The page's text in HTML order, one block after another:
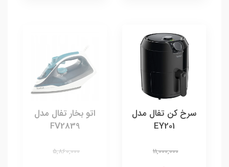
سرخ کن تفال مدل
EY201
11,000,000
اتو بخار تفال مدل
FV2839
5,860,000